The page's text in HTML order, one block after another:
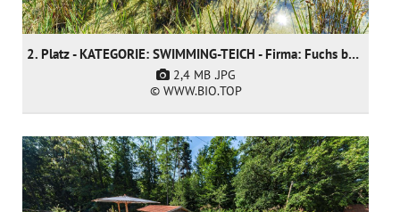
2. Platz - KATEGORIE: SWIMMING-TEICH - Firma: Fuchs baut Gärten GmbH
2,4 MB .JPG
© WWW.BIO.TOP